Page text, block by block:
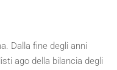
Dalla fine degli anni
ago della bilancia degli